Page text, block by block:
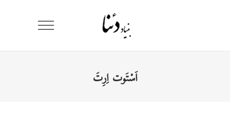
اَسْتَوت اِرِتَ